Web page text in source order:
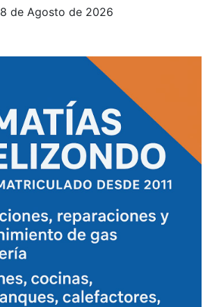
8 de Agosto de 2026